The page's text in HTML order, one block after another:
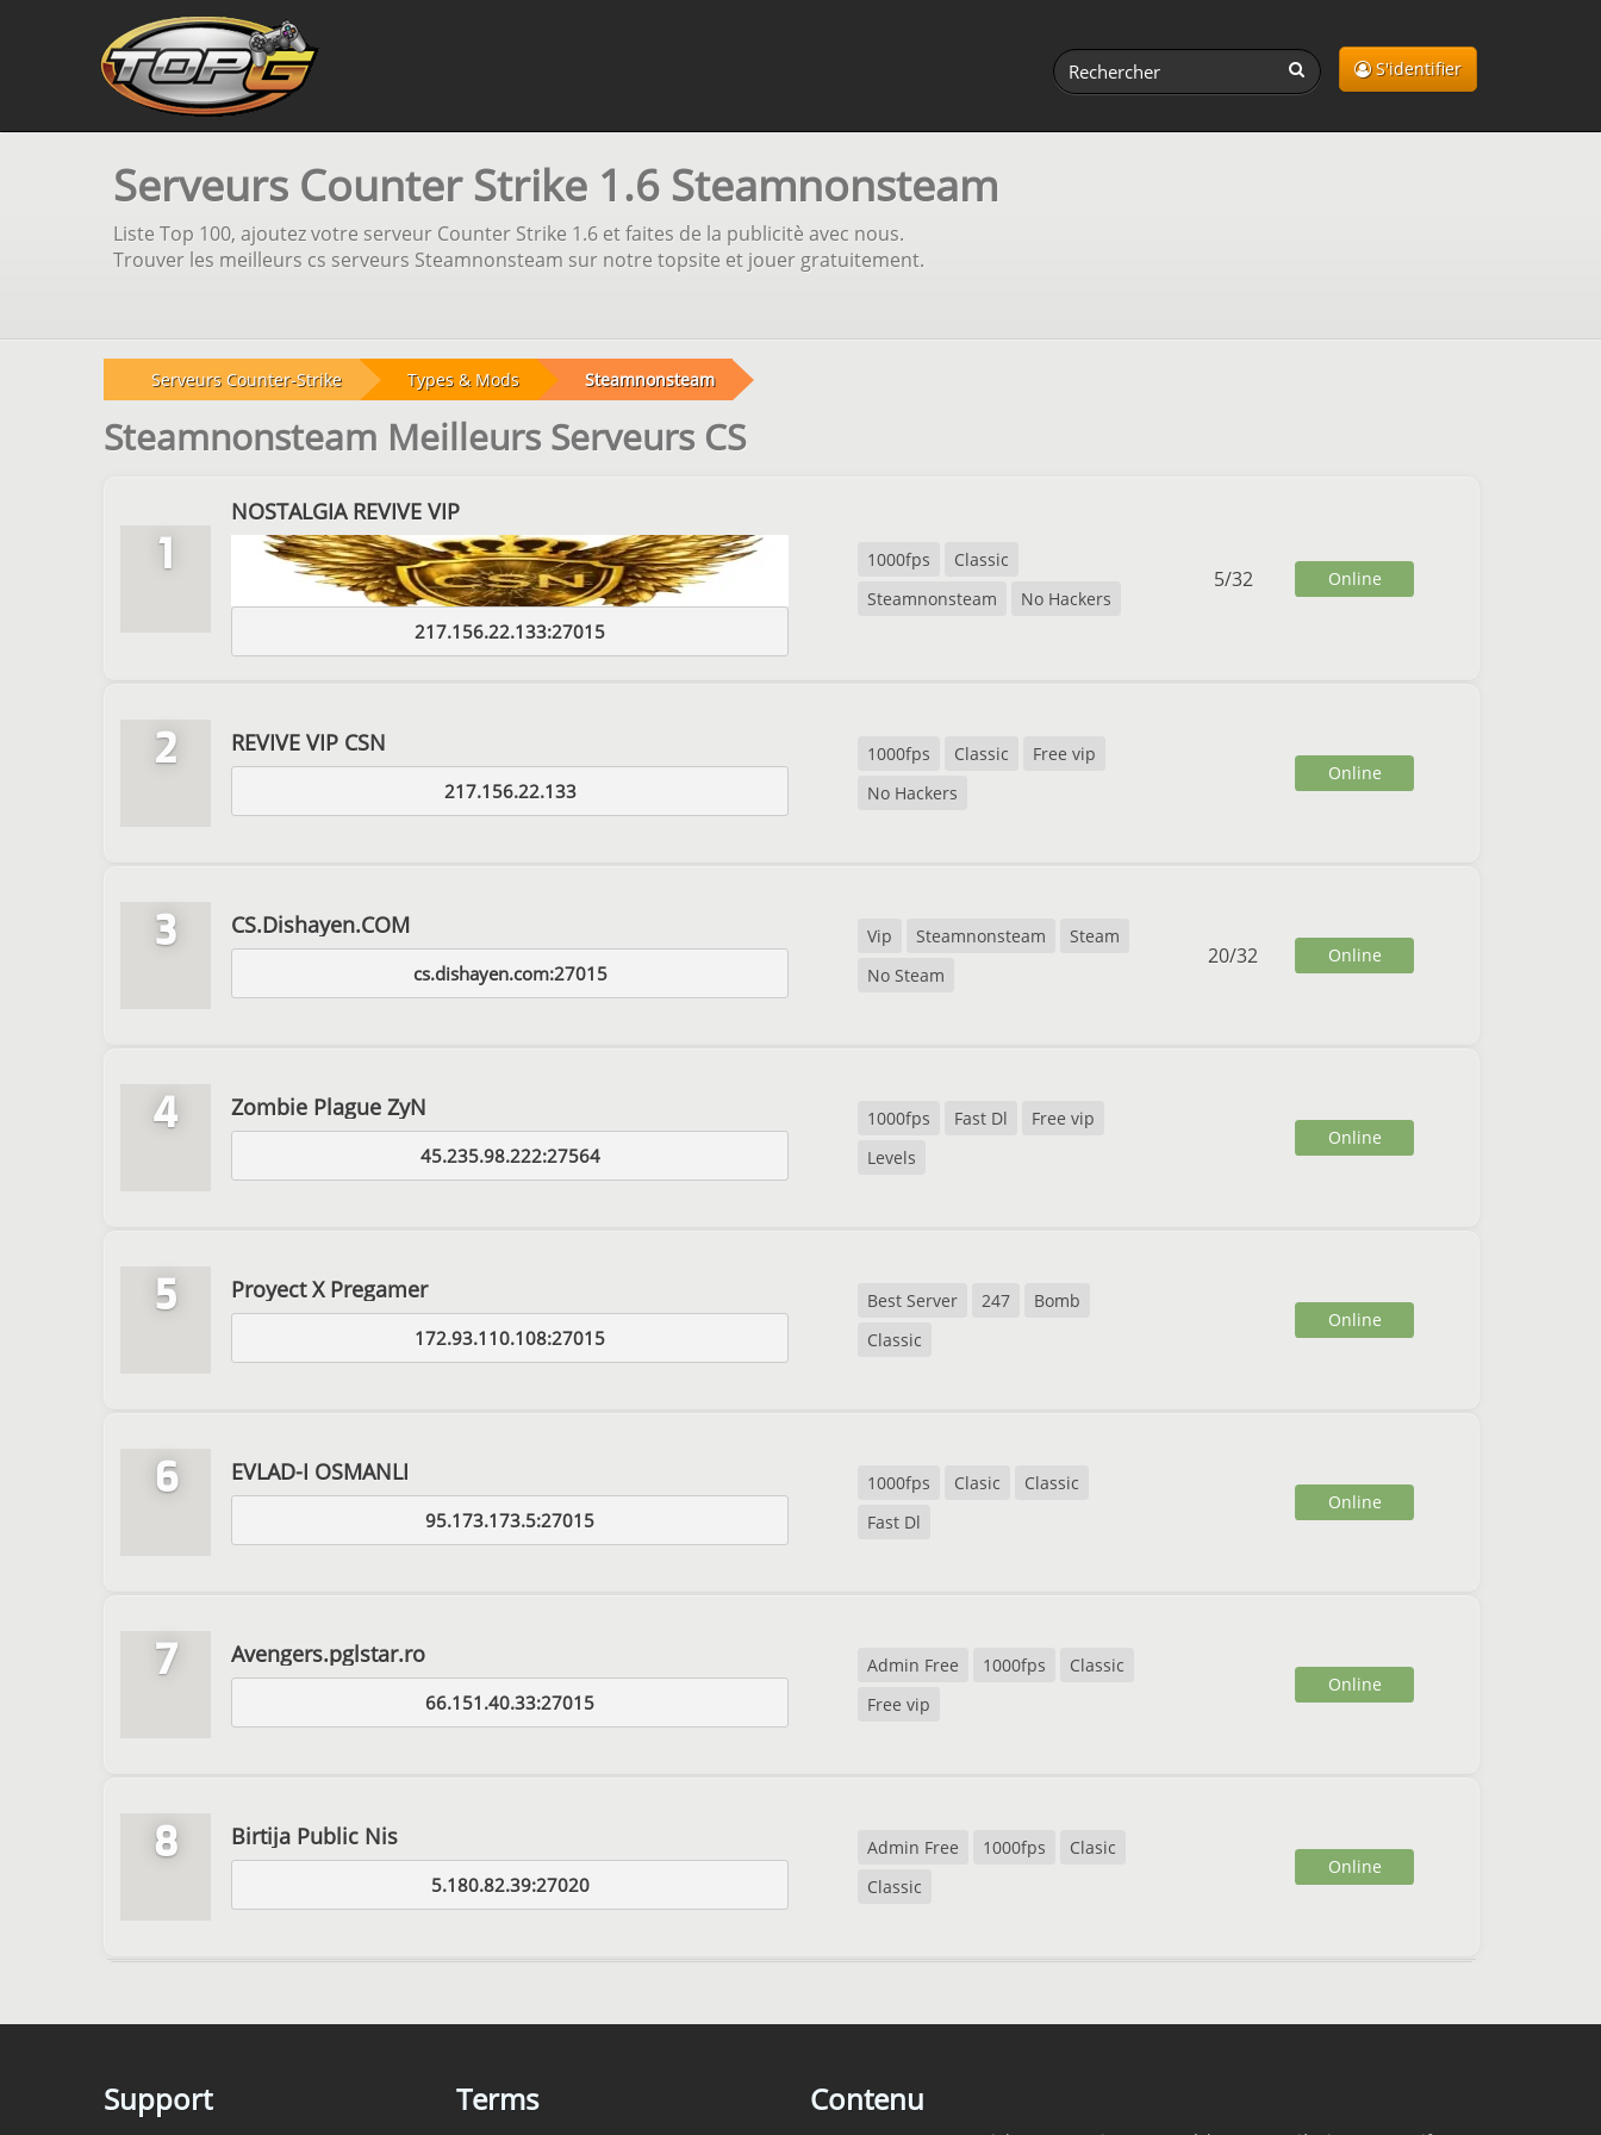
S'identifier
Serveurs Counter Strike 1.6 Steamnonsteam
Liste Top 100, ajoutez votre serveur Counter Strike 1.6 et faites de la publicitè avec nous.
Trouver les meilleurs cs serveurs Steamnonsteam sur notre topsite et jouer gratuitement.
Serveurs Counter-Strike Types & Mods Steamnonsteam
Steamnonsteam Meilleurs Serveurs CS
1
NOSTALGIA REVIVE VIP
217.156.22.133:27015
1000fps
Classic
Steamnonsteam
No Hackers
5/32 Online
2 REVIVE VIP CSN
217.156.22.133
1000fps Classic
Free vip
No Hackers
Online
3 CS.Dishayen.COM
cs.dishayen.com:27015
Vip Steamnonsteam
Steam
No Steam
20/32 Online
4 Zombie Plague ZyN
45.235.98.222:27564
1000fps Fast Dl
Free vip
Levels
Online
5 Proyect X Pregamer
172.93.110.108:27015
Best Server 247
Bomb
Classic
Online
6 EVLAD-I OSMANLI
95.173.173.5:27015
1000fps Clasic
Classic
Fast Dl
Online
7 Avengers.pglstar.ro
66.151.40.33:27015
Admin Free 1000fps
Classic
Free vip
Online
8 Birtija Public Nis
5.180.82.39:27020
Admin Free 1000fps
Clasic
Classic
Online
Support Terms Contenu